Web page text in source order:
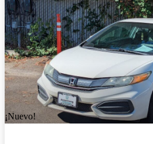
¡Nuevo!